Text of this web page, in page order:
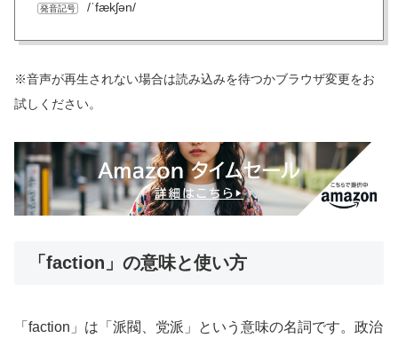
発音記号 /ˈfækʃən/
※音声が再生されない場合は読み込みを待つかブラウザ変更をお
試しください。
「faction」の意味と使い方
「faction」は「派閥、党派」という意味の名詞です。政治